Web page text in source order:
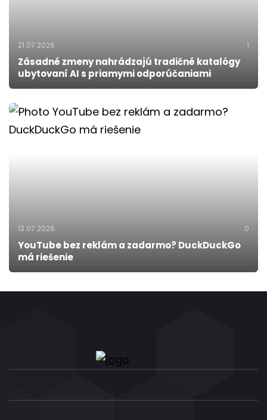
21.07.2026 1
Zásadné zmeny nahrádzajú tradičné katalógy
ubytovaní AI s priamymi odporúčaniami
13.07.2026 0
YouTube bez reklám a zadarmo? DuckDuckGo
má riešenie